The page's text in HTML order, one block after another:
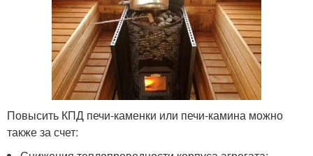
Повысить КПД печи-каменки или печи-камина можно
также за счет: